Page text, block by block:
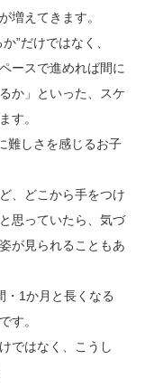
増えてきます。
”だけではなく、
ースで進めれば間に
か」といった、スケ
す。
難しさを感じるお子
、どこから手をつけ
思っていたら、気づ
が見られることもあ
・1か月と長くなる
す。
ではなく、こうし